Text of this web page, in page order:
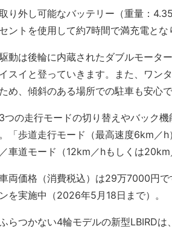
り外し可能なバッテリー（重量：
ントを使用して約7時間で満充電と
動は後輪に内蔵されたダブルモータ
スイと登っていきます。また、ワン
め、傾斜のある場所での駐車も安心で
の走行モードの切り替えやバック
「歩道走行モード（最高速度6km／
車道モード（12km／hもしくは20km
両価格（消費税込）は29万7000円
を実施中（2026年5月18日まで）。
らつかない4輪モデルの新型LBIRDは